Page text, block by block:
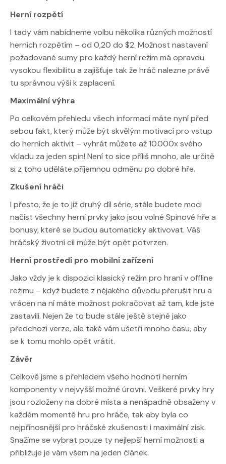
Herní rozpětí
I tady vám nabídneme volbu několika různých možností
herních rozpětím – od 0,20 do $2. Možnost nastavení
požadované sumy pro každý herní režim má opravdu
vysokou flexibilitu a zajišťuje tak že hráč nalezne právě
tu správnou výši k zaplacení.
Maximální výhra
Po celkovém přehledu všech informací máte nyní před
sebou fakt, který může být skvělým motivací pro vstup
do herních aktivit – vyhrát můžete až 10.000x svého
vkladu za jeden spin! Není to sice příliš mnoho, ale určitě
si z toho uděláte příjemnou odměnu po dobré hře.
Zkušení hráči
I přesto, že je to již druhý díl série, stále budete moci
načíst všechny herní prvky jako jsou volné Spinové hře a
bonusy, které se budou automaticky aktivovat. Váš
hráčský životní cíl může být opět potvrzen.
Herní prostředí pro mobilní zařízení
Jako vždy je k dispozici klasický režim pro hraní v offline
režimu – když budete z nějakého důvodu přerušit hru a
vrácen na ní máte možnost pokračovat až tam, kde jste
zastavili. Nejen že to bude stále ještě stejné jako
předchozí verze, ale také vám ušetří mnoho času, aby
se k tomu mohlo opět vrátit.
Závěr
Celkově jsme s přehledem všeho hodnotí herním
komponenty v nejvyšší možné úrovni. Veškeré prvky hry
jsou rozloženy na dobré místa a nenápadně obsaženy v
každém momentě hru pro hráče, tak aby byla co
nejpřínosnější pro hráčské zkušenosti i maximální zisk.
Snažíme se vybrat pouze ty nejlepší herní možnosti a
přibližuje je vám všem na jeden článek.